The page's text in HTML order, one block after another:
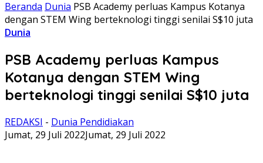
Beranda Dunia PSB Academy perluas Kampus Kotanya
dengan STEM Wing berteknologi tinggi senilai S$10 juta
Dunia
PSB Academy perluas Kampus
Kotanya dengan STEM Wing
berteknologi tinggi senilai S$10 juta
REDAKSI - Dunia Pendidiakan
Jumat, 29 Juli 2022Jumat, 29 Juli 2022